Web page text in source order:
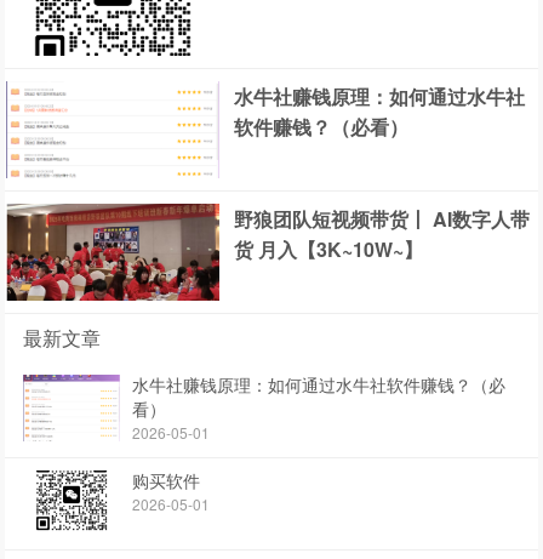
水牛社赚钱原理：如何通过水牛社
软件赚钱？（必看）
野狼团队短视频带货丨 AI数字人带
货 月入【3K~10W~】
最新文章
水牛社赚钱原理：如何通过水牛社软件赚钱？（必
看）
2026-05-01
购买软件
2026-05-01